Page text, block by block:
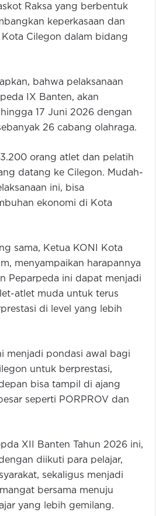
Raksa yang berbentuk
keperkasaan dan
Cilegon dalam bidang
bahwa pelaksanaan
IX Banten, akan
17 Juni 2026 dengan
26 cabang olahraga.
orang atlet dan pelatih
datang ke Cilegon. Mudah-
ini, bisa
ekonomi di Kota
sama, Ketua KONI Kota
menyampaikan harapannya
Peparpeda ini dapat menjadi
atlet muda untuk terus
di level yang lebih
menjadi pondasi awal bagi
untuk berprestasi,
bisa tampil di ajang
seperti PORPROV dan
XII Banten Tahun 2026 ini,
diikuti para pelajar,
sekaligus menjadi
bersama menuju
yang lebih gemilang.